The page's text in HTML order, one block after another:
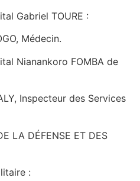
Gabriel TOURE :
Médecin.
Nianankoro FOMBA de
Inspecteur des Services
LA DÉFENSE ET DES
: